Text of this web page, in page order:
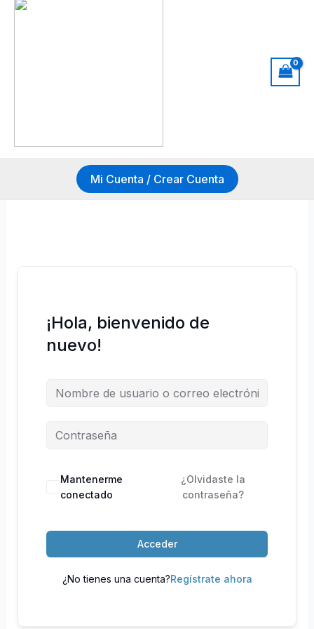
Mi Cuenta / Crear Cuenta
¡Hola, bienvenido de
nuevo!
Mantenerme
conectado
¿Olvidaste la
contraseña?
Acceder
¿No tienes una cuenta?Regístrate ahora